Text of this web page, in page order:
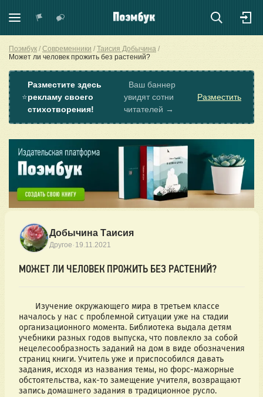
Поэмбук Современники
Таисия Добычина
Может ли человек прожить без растений?
⭐
Разместите здесь
рекламу своего
стихотворения!
Ваш баннер
увидят сотни
читателей →
Разместить
Добычина Таисия
Другое · 19.11.2021
МОЖЕТ ЛИ ЧЕЛОВЕК ПРОЖИТЬ БЕЗ РАСТЕНИЙ?
началось у нас с проблемной ситуации уже на стадии
организационного момента. Библиотека выдала детям
учебники разных годов выпуска, что повлекло за собой
нецелесообразность заданий на дом в виде обозначения
страниц книги. Учитель уже и приспособился давать
задания, исходя из названия темы, но форс-мажорные
обстоятельства, как-то замещение учителя, возвращают
запись домашнего задания в традиционное русло.